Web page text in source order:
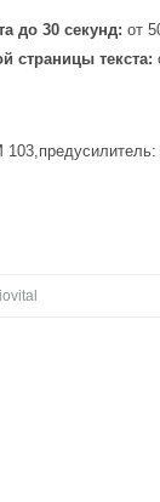
до 30 секунд: от
страницы текста: